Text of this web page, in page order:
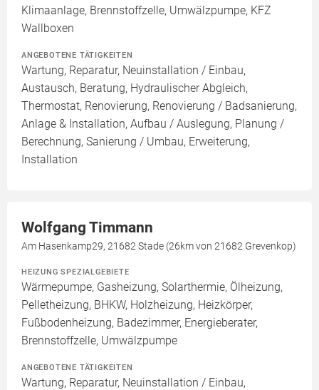
Klimaanlage, Brennstoffzelle, Umwälzpumpe, KFZ
Wallboxen
ANGEBOTENE TÄTIGKEITEN
Wartung, Reparatur, Neuinstallation / Einbau,
Austausch, Beratung, Hydraulischer Abgleich,
Thermostat, Renovierung, Renovierung / Badsanierung,
Anlage & Installation, Aufbau / Auslegung, Planung /
Berechnung, Sanierung / Umbau, Erweiterung,
Installation
Wolfgang Timmann
Am Hasenkamp29, 21682 Stade (26km von 21682 Grevenkop)
HEIZUNG SPEZIALGEBIETE
Wärmepumpe, Gasheizung, Solarthermie, Ölheizung,
Pelletheizung, BHKW, Holzheizung, Heizkörper,
Fußbodenheizung, Badezimmer, Energieberater,
Brennstoffzelle, Umwälzpumpe
ANGEBOTENE TÄTIGKEITEN
Wartung, Reparatur, Neuinstallation / Einbau,